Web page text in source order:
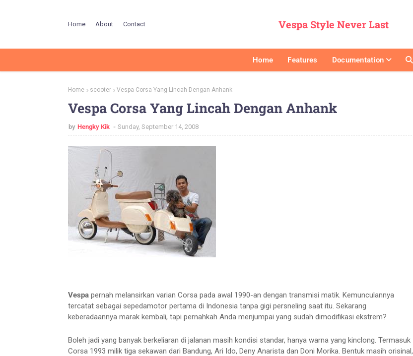
Home About Contact Vespa Style Never Last
Home Features Documentation
Home scooter Vespa Corsa Yang Lincah Dengan Anhank
Vespa Corsa Yang Lincah Dengan Anhank
by Hengky Kik Sunday, September 14, 2008
Vespa pernah melansirkan varian Corsa pada awal 1990-an dengan transmisi matik. Kemunculannya
tercatat sebagai sepedamotor pertama di Indonesia tanpa gigi persneling saat itu. Sekarang
keberadaannya marak kembali, tapi pernahkah Anda menjumpai yang sudah dimodifikasi ekstrem?
Boleh jadi yang banyak berkeliaran di jalanan masih kondisi standar, hanya warna yang kinclong. Termasuk
Corsa 1993 milik tiga sekawan dari Bandung, Ari Ido, Deny Anarista dan Doni Morika. Bentuk masih orisinal,